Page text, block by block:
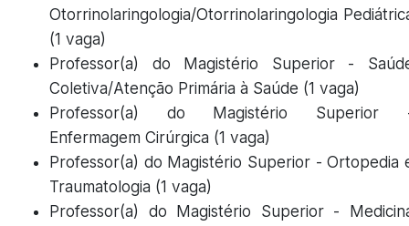
Otorrinolaringologia/Otorrinolaringologia
(1 vaga)
Professor(a) do Magistério Superior -
Coletiva/Atenção Primária à Saúde (1 vaga)
Professor(a) do Magistério Superior
Enfermagem Cirúrgica (1 vaga)
Professor(a) do Magistério Superior - Ortopedia
Traumatologia (1 vaga)
Professor(a) do Magistério Superior -